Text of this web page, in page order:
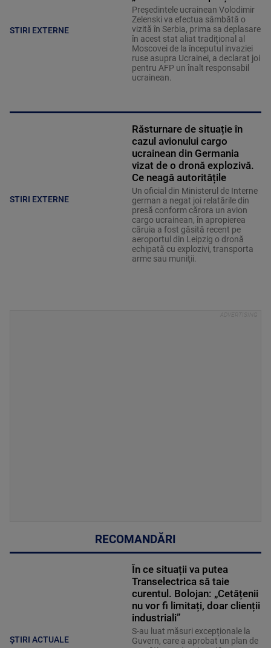
STIRI EXTERNE
Președintele ucrainean Volodimir
Zelenski va efectua sâmbătă o
vizită în Serbia, prima sa deplasare
în acest stat aliat tradițional al
Moscovei de la începutul invaziei
ruse asupra Ucrainei, a declarat joi
pentru AFP un înalt responsabil
ucrainean.
STIRI EXTERNE
Răsturnare de situație în
cazul avionului cargo
ucrainean din Germania
vizat de o dronă explozivă.
Ce neagă autoritățile
Un oficial din Ministerul de Interne
german a negat joi relatările din
presă conform cărora un avion
cargo ucrainean, în apropierea
căruia a fost găsită recent pe
aeroportul din Leipzig o dronă
echipată cu explozivi, transporta
arme sau muniţii.
RECOMANDĂRI
ȘTIRI ACTUALE
În ce situații va putea
Transelectrica să taie
curentul. Bolojan: „Cetățenii
nu vor fi limitați, doar clienții
industriali”
S-au luat măsuri excepționale la
Guvern, care a aprobat un plan de